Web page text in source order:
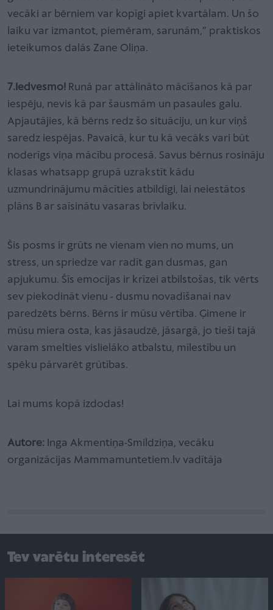
vecāki ar bērniem var kopīgi apiet kvartālam. Un šo
laiku var izmantot, piemēram, sarunām,” praktiskos
ieteikumos dalās Zane Oliņa.
7.Iedvesmo! Runā par attālināto mācīšanos kā par
iespēju, nevis kā par šausmām un pasaules galu.
Apjautājies, kā bērns redz šo situāciju, un kur viņš
saredz iespējas. Pavaicā, kur tu kā vecāks vari būt
noderīgs viņa mācību procesā. Savus bērnus rosināju
klasas whatsapp grupā uzrakstīt kādu
uzmundrinājumu mācīties atbildīgi, lai neiestātos
plāns B ar saīsinātu vasaras brīvlaiku.
Šis posms ir grūts ne vienam vien no mums, un
stress, un spriedze var radīt gan dusmas, gan
apjukumu. Šīs emocijas ir krīzei atbilstošas, tik vērts
sev piekodināt vienu - dusmu novadīšanai nav
paredzēts bērns. Bērns ir mūsu vērtība. Ģimene ir
mūsu miera osta, kas jāsaudzē, jāsargā, jo tieši tajā
varam smelties vislielāko atbalstu, mīlestību un
spēku pārvarēt grūtības.
Lai mums kopā izdodas!
Autore: Inga Akmentiņa-Smildziņa, vecāku
organizācijas Mammamuntetiem.lv vadītāja
Tev varētu interesēt